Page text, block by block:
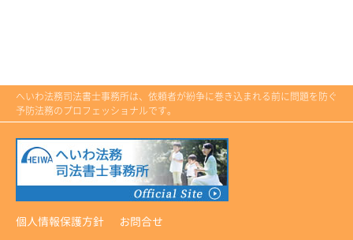
へいわ法務司法書士事務所は、依頼者が紛争に巻き込まれる前に問題を防ぐ
予防法務のプロフェッショナルです。
個人情報保護方針 お問合せ